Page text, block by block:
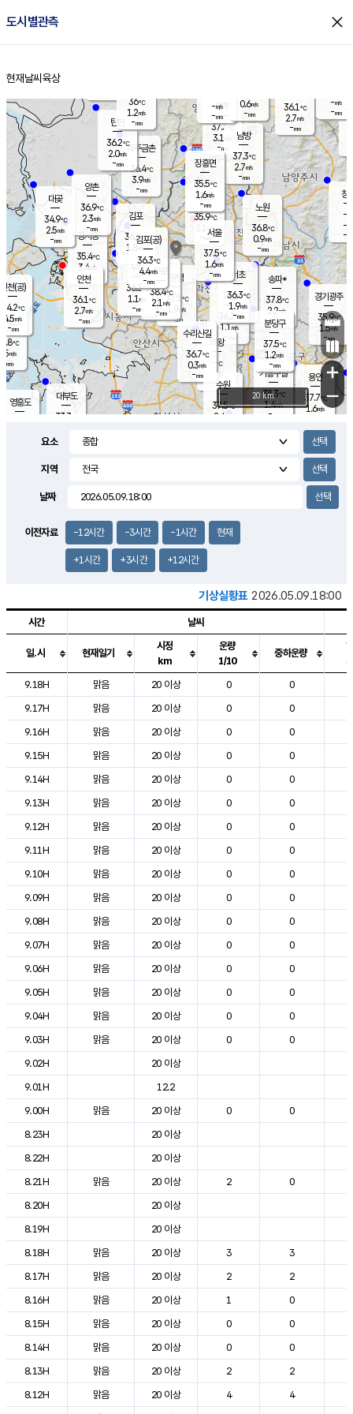
도시별관측 close
홈
현재날씨 육상
의도
℃
m/s
mm
영흥도
양주
37.3℃
3.1
-mm
과천
36.2℃
1.1m/s
- mm
용인
37.7℃
1.6m/s
경기광주
35.9℃
1.5m/s
-mm
3.5m/s
대부도
33.3
경서동
35.4℃
3.4 m/s
-mm
파주금촌
36.4℃
3.9m/s
-mm
36.1℃
2.7m/s
-mm
대곶
34.9℃
2.5m/s
-mm
창
-
-m/
-
탄현
36.2℃
2.0m/s
-mm
-m/s
-mm
의왕
- ℃
m/s
mm
김포
36.6℃
1.8 m/s
mm
광명
37.5 ℃
1.9 m/s
-mm
부천
36.3℃
1.1 m/s
-mm
양촌
36.9℃
2.3m/s
-mm
구로
38.4℃
2.1 m/s
-mm
은평
35.9℃
2.1 m/s
- mm
노원
36.8℃
0.9m/s
-mm
송파*
37.8℃
2.2m/s
-mm
서초
36.3℃
1.9m/s
-mm
남방
37.3℃
2.7m/s
-mm
기흥구갈
38.3℃
1.4m/s
-
수리산길
36.7℃
0.3m/s
-mm
분당구
37.5℃
1.2m/s
-mm
장흥면
35.5℃
1.6m/s
-mm
-m/s
-mm
인천(공)
34.2℃
4.5m/s
-mm
김포(공)
36.3℃
4.4m/s
-mm
수원
37.5℃
2.4 m/s
인천
36.1℃
2.7m/s
-mm
서울
37.5℃
1.6m/s
-mm
36℃
1.2m/s
-mm
0.6m/s
-mm
+
−
20 km
요소
지역
날짜
이전자료 -12시간 -3시간 -1시간 현재
+1시간 +3시간 +12시간
기상실황표 2026.05.09.18:00
도시별 기상실황표로 지점, 날씨, 기온, 강수, 바람, 기압등을 안내한 표입
시간 날씨
일.시 현재일기
시정
km
운량
1/10
중하운량
9.18H
맑음 20 이상 0 0
9.17H
맑음 20 이상 0 0
9.16H
맑음 20 이상 0 0
9.15H
맑음 20 이상 0 0
9.14H
맑음 20 이상 0 0
9.13H
맑음 20 이상 0 0
9.12H
맑음 20 이상 0 0
9.11H
맑음 20 이상 0 0
9.10H
맑음 20 이상 0 0
9.09H
맑음 20 이상 0 0
9.08H
맑음 20 이상 0 0
9.07H
맑음 20 이상 0 0
9.06H
맑음 20 이상 0 0
9.05H
맑음 20 이상 0 0
9.04H
맑음 20 이상 0 0
9.03H
맑음 20 이상 0 0
9.02H
20 이상
9.01H
12.2
9.00H
맑음 20 이상 0 0
8.23H
20 이상
8.22H
20 이상
8.21H
맑음 20 이상 2 0
8.20H
20 이상
8.19H
20 이상
8.18H
맑음 20 이상 3 3
8.17H
맑음 20 이상 2 2
8.16H
맑음 20 이상 1 0
8.15H
맑음 20 이상 0 0
8.14H
맑음 20 이상 0 0
8.13H
맑음 20 이상 2 2
8.12H
맑음 20 이상 4 4